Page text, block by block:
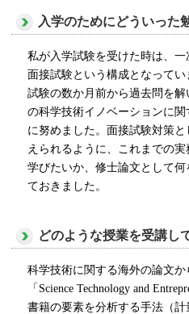
入学のためにどういった
私が入学試験を受けた時は、
面接試験という構成となってい
試験の数か月前から過去問を
の科学技術イノベーションに
に努めました。面接試験対策
えられるように、これまでの実
学びたいか、修士論文として
ておきました。
どのような授業を受講し
科学技術に関する海外の論文
「 Science Technology and
書籍の要素を分析する手法（